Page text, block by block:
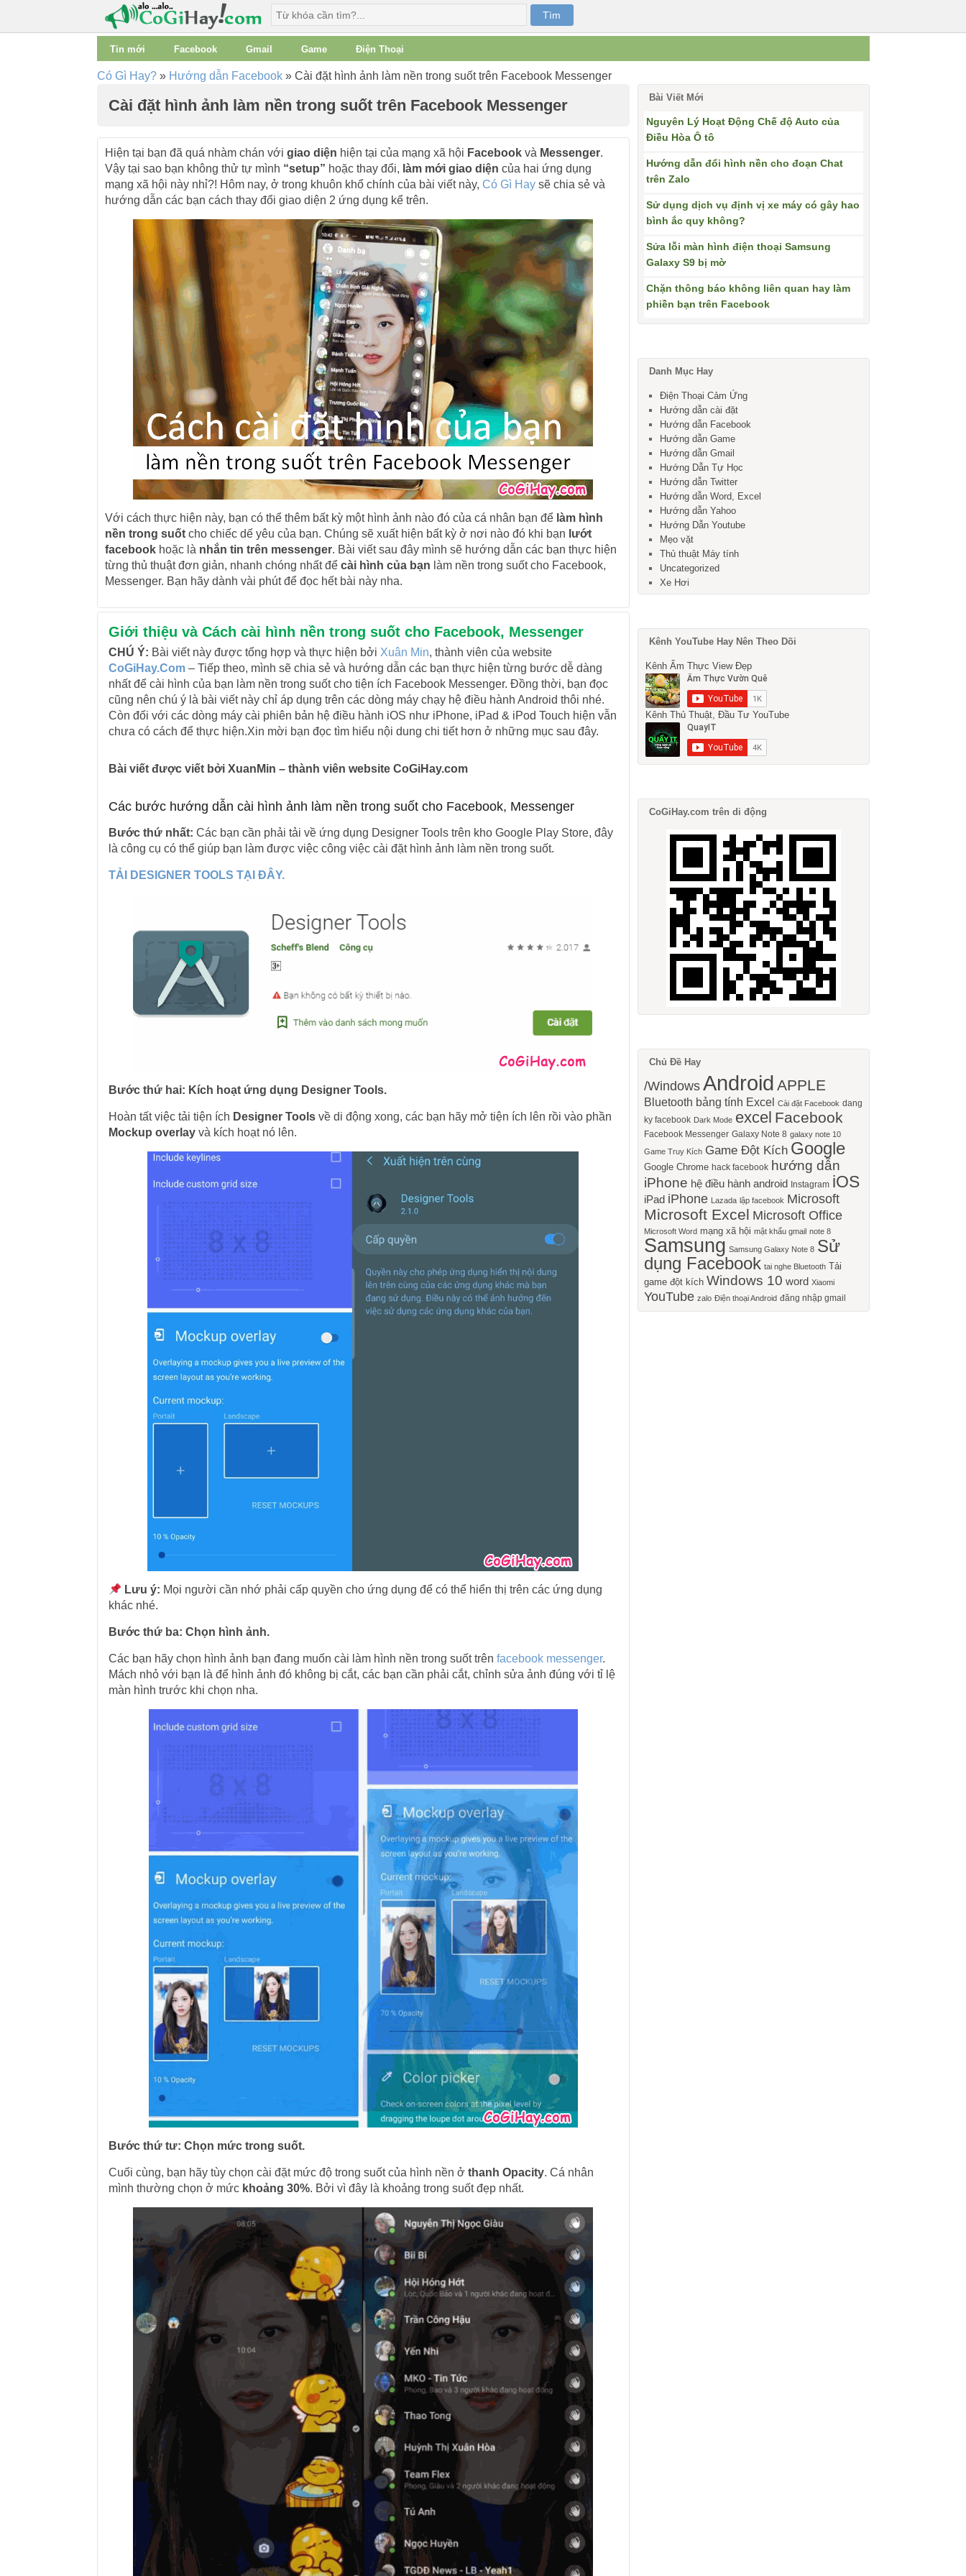
Tin mới Facebook Gmail Game Điện Thoại
Có Gì Hay? » Hướng dẫn Facebook »Cài đặt hình ảnh làm nền trong suốt trên Facebook Messenger
Cài đặt hình ảnh làm nền trong suốt trên Facebook Messenger
Hiện tại bạn đã quá nhàm chán với giao diện hiện tại của mạng xã hội Facebookvà Messenger.
Vậy tại sao bạn không thử tự mình “setup” hoặc thay đổi, làm mới giao diện của hai ứng dụng
mạng xã hội này nhỉ?! Hôm nay, ở trong khuôn khổ chính của bài viết này, Có Gì Haysẽ chia sẻ và
hướng dẫn các bạn cách thay đổi giao diện 2 ứng dụng kể trên.
Với cách thực hiện này, bạn có thể thêm bất kỳ một hình ảnh nào đó của cá nhân bạn để làm hình
nền trong suốtcho chiếc dế yêu của bạn. Chúng sẽ xuất hiện bất kỳ ở nơi nào đó khi bạn lướt
facebookhoặc là nhắn tin trên messenger. Bài viết sau đây mình sẽ hướng dẫn các bạn thực hiện
từng thủ thuật đơn giản, nhanh chóng nhất để cài hình của bạn làm nền trong suốt cho Facebook,
Messenger. Bạn hãy dành vài phút để đọc hết bài này nha.
Giới thiệu và Cách cài hình nền trong suốt cho Facebook, Messenger
CHÚ Ý: Bài viết này được tổng hợp và thực hiện bởi Xuân Min, thành viên của website
CoGiHay.Com– Tiếp theo, mình sẽ chia sẻ và hướng dẫn các bạn thực hiện từng bước dễ dàng
nhất để cài hình của bạn làm nền trong suốt cho tiện ích Facebook Messenger. Đồng thời, bạn đọc
cũng nên chú ý là bài viết này chỉ áp dụng trên các dòng máy chạy hệ điều hành Android thôi nhé.
Còn đối với các dòng máy cài phiên bản hệ điều hành iOS như iPhone, iPad & iPod Touch hiện vẫn
chưa có cách để thực hiện.Xin mời bạn đọc tìm hiểu nội dung chi tiết hơn ở những mục sau đây.
Bài viết được viết bởi XuanMin – thành viên website CoGiHay.com
Các bước hướng dẫn cài hình ảnh làm nền trong suốt cho Facebook, Messenger
Bước thứ nhất: Các bạn cần phải tải về ứng dụng Designer Tools trên kho Google Play Store, đây
là công cụ có thể giúp bạn làm được việc công việc cài đặt hình ảnh làm nền trong suốt.
TẢI DESIGNER TOOLS TẠI ĐÂY.
Bước thứ hai: Kích hoạt ứng dụng Designer Tools.
Hoàn tất việc tải tiện ích Designer Toolsvề di động xong, các bạn hãy mở tiện ích lên rồi vào phần
Mockup overlayvà kích hoạt nó lên.
Lưu ý: Mọi người cần nhớ phải cấp quyền cho ứng dụng để có thể hiển thị trên các ứng dụng
khác nhé.
Bước thứ ba: Chọn hình ảnh.
Các bạn hãy chọn hình ảnh bạn đang muốn cài làm hình nền trong suốt trên facebook messenger.
Mách nhỏ với bạn là để hình ảnh đó không bị cắt, các bạn cần phải cắt, chỉnh sửa ảnh đúng với tỉ lệ
màn hình trước khi chọn nha.
Bước thứ tư: Chọn mức trong suốt.
Cuối cùng, bạn hãy tùy chọn cài đặt mức độ trong suốt của hình nền ở thanh Opacity. Cá nhân
mình thường chọn ở mức khoảng 30%. Bởi vì đây là khoảng trong suốt đẹp nhất.
Bài Viết Mới
Nguyên Lý Hoạt Động Chế độ Auto của
Điều Hòa Ô tô
Hướng dẫn đổi hình nền cho đoạn Chat
trên Zalo
Sử dụng dịch vụ định vị xe máy có gây hao
bình ắc quy không?
Sửa lỗi màn hình điện thoại Samsung
Galaxy S9 bị mờ
Chặn thông báo không liên quan hay làm
phiền bạn trên Facebook
Danh Mục Hay
Điện Thoại Cảm Ứng
Hướng dẫn cài đặt
Hướng dẫn Facebook
Hướng dẫn Game
Hướng dẫn Gmail
Hướng Dẫn Tự Học
Hướng dẫn Twitter
Hướng dẫn Word, Excel
Hướng dẫn Yahoo
Hướng Dẫn Youtube
Mẹo vặt
Thủ thuật Máy tính
Uncategorized
Xe Hơi
Kênh YouTube Hay Nên Theo Dõi
Kênh Ẩm Thực View Đẹp
Kênh Thủ Thuật, Đầu Tư YouTube
CoGiHay.com trên di động
Chủ Đề Hay
/Windows Android APPLE
Bluetooth bảng tính Excel Cài đặt Facebook dang
ky facebook Dark Mode excel Facebook
Facebook Messenger Galaxy Note 8 galaxy note 10
Game Truy Kích Game Đột Kích Google
Google Chrome hack facebook hướng dẫn
iPhone hệ điều hành android Instagram iOS
iPad iPhone Lazada lập facebook Microsoft
Microsoft Excel Microsoft Office
Microsoft Word mạng xã hội mật khẩu gmail note 8
Samsung Samsung Galaxy Note 8 Sử
dụng Facebook tai nghe Bluetooth Tải
game đột kích Windows 10 word Xiaomi
YouTube zalo Điện thoại Android đăng nhập gmail